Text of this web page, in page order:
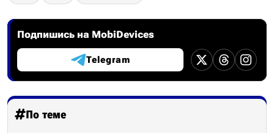
Подпишись на MobiDevices
Telegram
По теме